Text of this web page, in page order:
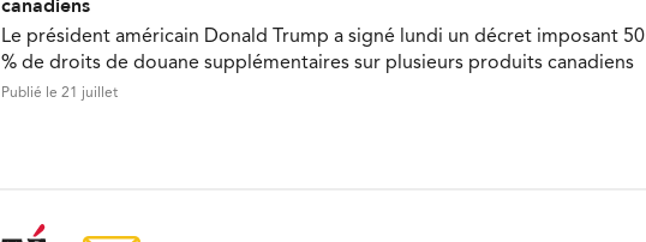
canadiens
Le président américain Donald Trump a signé lundi un décret imposant 50
% de droits de douane supplémentaires sur plusieurs produits canadiens
Publié le 21 juillet